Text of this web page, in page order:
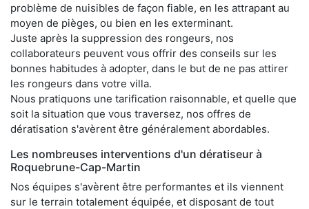
problème de nuisibles de façon fiable, en les attrapant au
moyen de pièges, ou bien en les exterminant.
Juste après la suppression des rongeurs, nos
collaborateurs peuvent vous offrir des conseils sur les
bonnes habitudes à adopter, dans le but de ne pas attirer
les rongeurs dans votre villa.
Nous pratiquons une tarification raisonnable, et quelle que
soit la situation que vous traversez, nos offres de
dératisation s'avèrent être généralement abordables.
Les nombreuses interventions d'un dératiseur à
Roquebrune-Cap-Martin
Nos équipes s'avèrent être performantes et ils viennent
sur le terrain totalement équipée, et disposant de tout